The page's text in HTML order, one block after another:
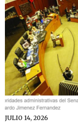
JULIO 14, 2026